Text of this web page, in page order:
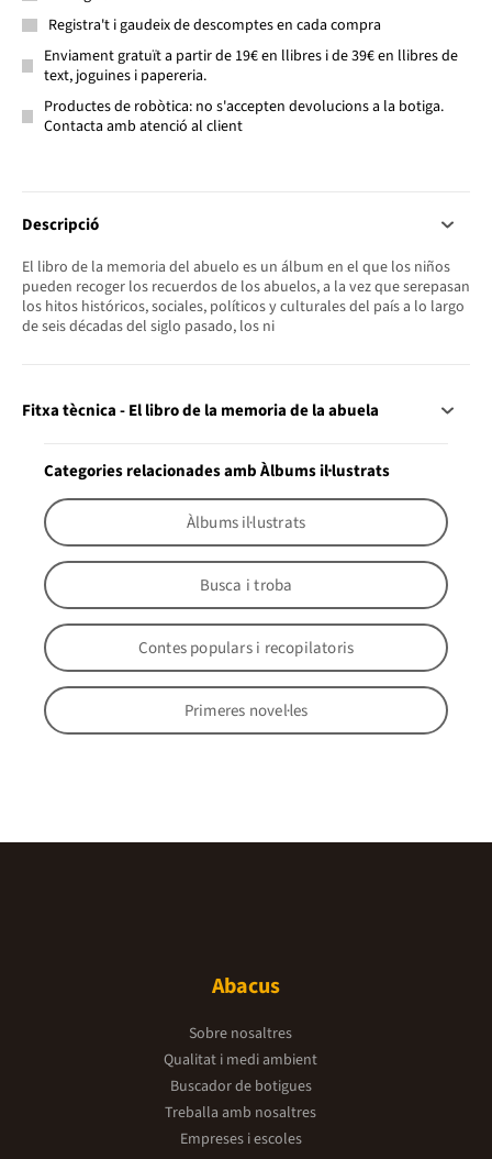
Registra't i gaudeix de descomptes en cada compra
Enviament gratuït a partir de 19€ en llibres i de 39€ en llibres de
text, joguines i papereria.
Productes de robòtica: no s'accepten devolucions a la botiga.
Contacta amb atenció al client
Descripció
El libro de la memoria del abuelo es un álbum en el que los niños
pueden recoger los recuerdos de los abuelos, a la vez que serepasan
los hitos históricos, sociales, políticos y culturales del país a lo largo
de seis décadas del siglo pasado, los ni
Fitxa tècnica - El libro de la memoria de la abuela
Categories relacionades amb Àlbums il·lustrats
Àlbums il·lustrats
Busca i troba
Contes populars i recopilatoris
Primeres novel·les
Abacus
Sobre nosaltres
Qualitat i medi ambient
Buscador de botigues
Treballa amb nosaltres
Empreses i escoles